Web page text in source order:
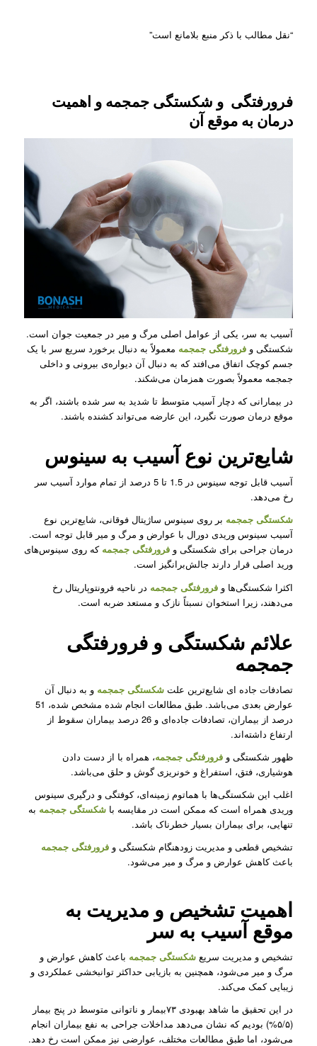
“نقل مطالب با ذکر منبع بلامانع است”
فرورفتگی و شکستگی جمجمه و اهمیت
درمان به موقع آن
آسیب به سر، یکی از عوامل اصلی مرگ و میر در جمعیت جوان است.
شکستگی و فرورفتگی جمجمه معمولاً به دنبال برخورد سریع سر با یک
جسم کوچک اتفاق می‌افتد که به دنبال آن دیواره‌ی بیرونی و داخلی
جمجمه معمولاً بصورت همزمان می‌شکند.
در بیمارانی که دچار آسیب متوسط تا شدید به سر شده باشند، اگر به
موقع درمان صورت نگیرد، این عارضه می‌تواند کشنده باشند.
شایع‌ترین نوع آسیب به سینوس
آسیب قابل توجه سینوس در 1.5 تا 5 درصد از تمام موارد آسیب سر
رخ می‌دهد.
شکستگی جمجمه بر روی سینوس ساژیتال فوقانی، شایع‌ترین نوع
آسیب سینوس وریدی دورال با عوارض و مرگ و میر قابل توجه است.
درمان جراحی برای شکستگی و فرورفتگی جمجمه که روی سینوس‌های
ورید اصلی قرار دارند جالش‌برانگیز است.
اکثرا شکستگی‌ها و فرورفتگی جمجمه ‌در ناحیه فرونتوپاریتال رخ
می‌دهند، زیرا استخوان نسبتاً نازک و مستعد ضربه است.
علائم شکستگی و فرورفتگی
جمجمه
تصادفات جاده ای شایع‌ترین علت شکستگی جمجمه و به دنبال آن
عوارض بعدی می‌باشد. طبق مطالعات انجام شده مشخص شده، 51
درصد از بیماران، تصادفات جاده‌ای و 26 درصد بیماران سقوط از
ارتفاع داشته‌اند.
ظهور شکستگی و فرورفتگی جمجمه، همراه با از دست دادن
هوشیاری، فتق، استفراغ و خونریزی گوش و حلق می‌باشد.
اغلب این شکستگی‌ها با هماتوم زمینه‌ای، کوفتگی و درگیری سینوس
وریدی همراه است که ممکن است در مقایسه با شکستگی جمجمه به
تنهایی، برای بیماران بسیار خطرناک باشد.
تشخیص قطعی و مدیریت زودهنگام شکستگی و فرورفتگی جمجمه
باعث کاهش عوارض و مرگ و میر می‌شود.
اهمیت تشخیص و مدیریت به
موقع آسیب به سر
تشخیص و مدیریت سریع شکستگی جمجمه باعث کاهش عوارض و
مرگ و میر می‌شود، همچنین به بازیابی حداکثر توانبخشی عملکردی و
زیبایی کمک می‌کند.
در این تحقیق ما شاهد بهبودی ۷۳بیمار و ناتوانی متوسط در پنج بیمار
(۵/۵%) بودیم که نشان می‌دهد مداخلات جراحی به نفع بیماران انجام
می‌شود، اما طبق مطالعات مختلف، عوارضی نیز ممکن است رخ دهد.